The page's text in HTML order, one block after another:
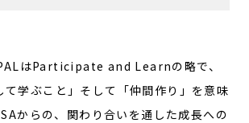
はParticipate and Learnの略で、
て学ぶこと」そして「仲間作り」を意味
からの、関わり合いを通した成長への